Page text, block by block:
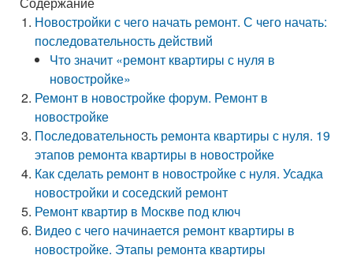
Новостройки с чего начать ремонт. С чего начать:
последовательность действий
Что значит «ремонт квартиры с нуля в
новостройке»
Ремонт в новостройке форум. Ремонт в
новостройке
Последовательность ремонта квартиры с нуля. 19
этапов ремонта квартиры в новостройке
Как сделать ремонт в новостройке с нуля. Усадка
новостройки и соседский ремонт
Ремонт квартир в Москве под ключ
Видео с чего начинается ремонт квартиры в
новостройке. Этапы ремонта квартиры